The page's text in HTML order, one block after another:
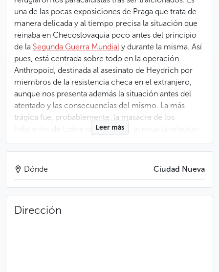
una de las pocas exposiciones de Praga que trata de
manera delicada y al tiempo precisa la situación que
reinaba en Checoslovaquia poco antes del principio
de la Segunda Guerra Mundial y durante la misma. Así
pues, está centrada sobre todo en la operación
Anthropoid, destinada al asesinato de Heydrich por
miembros de la resistencia checa en el extranjero,
aunque nos presenta además la situación antes del
atentado y las consecuencias del mismo. La más
trágica fue, probablemente, la masacre de los
habitantes de Lidice por los nazis, aunque la relación
entre este pueblo y la organización del atentado no
fue más que un pretexto fundado tan solo en
suposiciones inverificables.
La entrada a la exposición es gratuita, aunque se
admiten contribuciones voluntarias. Está dividida en
dos partes: la primera consta de paneles cubiertos de
Leer más
Dónde Ciudad Nueva
Dirección